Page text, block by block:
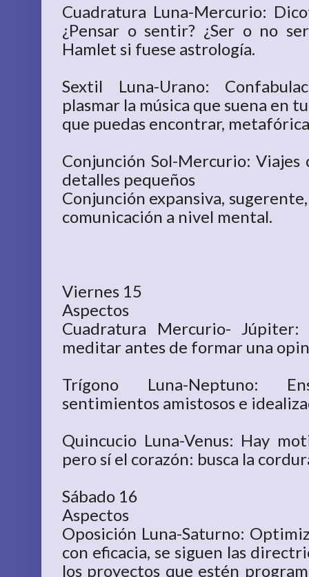
Cuadratura Luna-Mercurio:
¿Pensar o sentir? ¿Ser o no
Hamlet si fuese astrología.
Sextil Luna-Urano:
plasmar la música que suena en
que puedas encontrar,
Conjunción Sol-Mercurio:
detalles pequeños
Conjunción expansiva,
comunicación a nivel mental.
Viernes 15
Aspectos
Cuadratura Mercurio- Júpiter:
meditar antes de formar una
Trígono Luna-Neptuno:
sentimientos amistosos e
Quincucio Luna-Venus: Hay
pero sí el corazón: busca la
Sábado 16
Aspectos
Oposición Luna-Saturno:
con eficacia, se siguen las
los proyectos que estén